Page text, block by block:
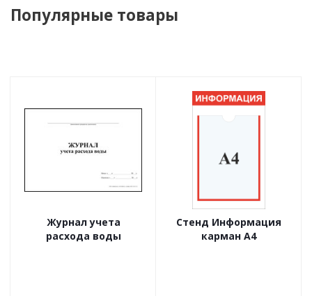
Популярные товары
Журнал учета
расхода воды
Стенд Информация
карман А4